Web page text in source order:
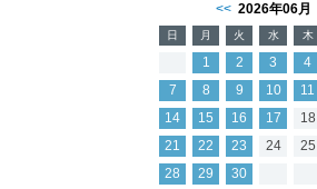
<< 2026年06月
日 月 火 水 木
1 2 3 4
7
8 9 10 11
14
15 16 17 18
21
22 23 24 25
28
29 30